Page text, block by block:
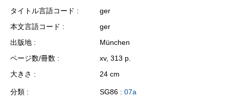
タイトル言語コード
ger
本文言語コード
ger
出版地
München
ページ数/冊数
xv, 313 p.
大きさ
24 cm
分類 SG86 : 07a